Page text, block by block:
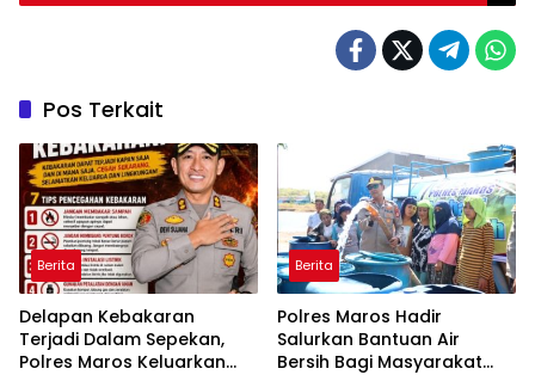
Pos Terkait
Berita
Delapan Kebakaran
Terjadi Dalam Sepekan,
Polres Maros Keluarkan
Berita
Polres Maros Hadir
Salurkan Bantuan Air
Bersih Bagi Masyarakat